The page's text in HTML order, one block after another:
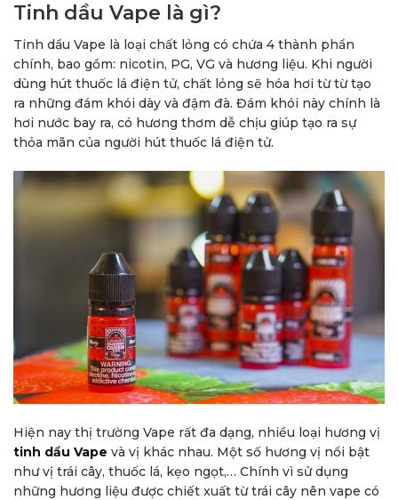
Tinh dầu Vape là gì?
Tinh dầu Vape là loại chất lỏng có chứa 4 thành phần
chính, bao gồm: nicotin, PG, VG và hương liệu. Khi người
dùng hút thuốc lá điện tử, chất lỏng sẽ hóa hơi từ từ tạo
ra những đám khói dày và đậm đà. Đám khói này chính là
hơi nước bay ra, có hương thơm dễ chịu giúp tạo ra sự
thỏa mãn của người hút thuốc lá điện tử.
Hiện nay thị trường Vape rất đa dạng, nhiều loại hương vị
tinh dầu Vape và vị khác nhau. Một số hương vị nổi bật
như vị trái cây, thuốc lá, kẹo ngọt,… Chính vì sử dụng
những hương liệu được chiết xuất từ trái cây nên vape có